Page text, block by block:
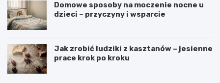
Domowe sposoby na moczenie nocne u
dzieci – przyczyny i wsparcie
Jak zrobić ludziki z kasztanów – jesienne
prace krok po kroku